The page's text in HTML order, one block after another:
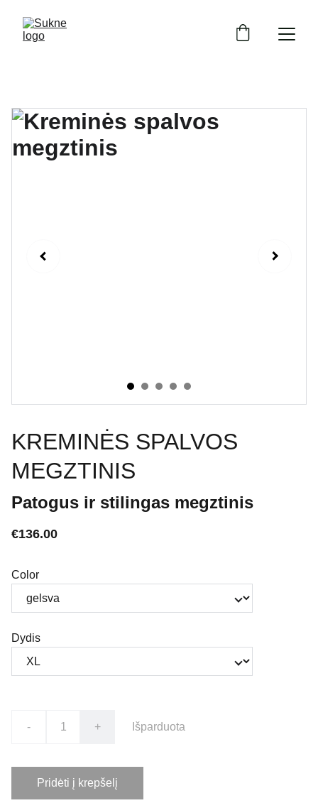
KREMINĖS SPALVOS
MEGZTINIS
Patogus ir stilingas megztinis
€136.00
Color
Dydis
- + Išparduota
Pridėti į krepšelį